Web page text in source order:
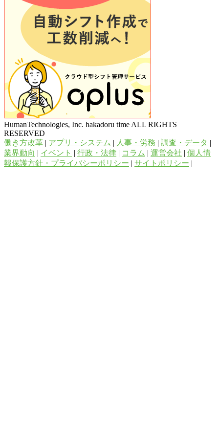
HumanTechnologies, Inc. hakadoru time ALL RIGHTS
RESERVED
働き方改革 | アプリ・システム | 人事・労務 | 調査・データ |
業界動向 | イベント | 行政・法律 | コラム | 運営会社 | 個人情
報保護方針・プライバシーポリシー | サイトポリシー |